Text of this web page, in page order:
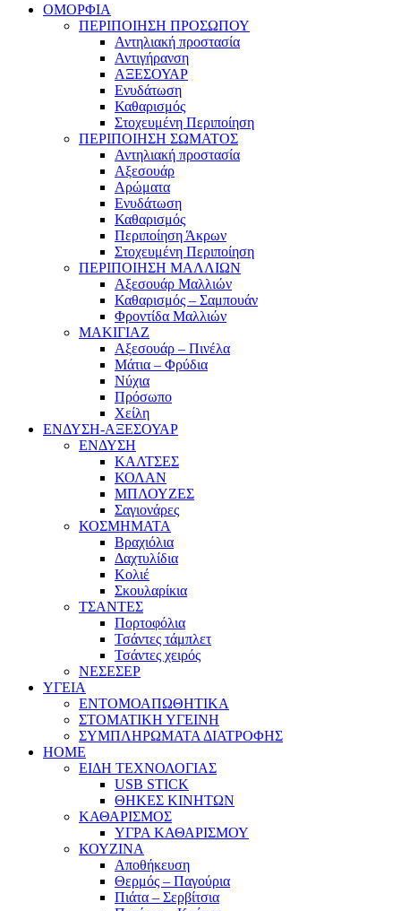
ΟΜΟΡΦΙΑ
ΠΕΡΙΠΟΙΗΣΗ ΠΡΟΣΩΠΟΥ
Αντηλιακή προστασία
Αντιγήρανση
ΑΞΕΣΟΥΑΡ
Ενυδάτωση
Καθαρισμός
Στοχευμένη Περιποίηση
ΠΕΡΙΠΟΙΗΣΗ ΣΩΜΑΤΟΣ
Αντηλιακή προστασία
Αξεσουάρ
Αρώματα
Ενυδάτωση
Καθαρισμός
Περιποίηση Άκρων
Στοχευμένη Περιποίηση
ΠΕΡΙΠΟΙΗΣΗ ΜΑΛΛΙΩΝ
Αξεσουάρ Μαλλιών
Καθαρισμός – Σαμπουάν
Φροντίδα Μαλλιών
ΜΑΚΙΓΙΑΖ
Αξεσουάρ – Πινέλα
Μάτια – Φρύδια
Νύχια
Πρόσωπο
Χείλη
ΕΝΔΥΣΗ-ΑΞΕΣΟΥΑΡ
ΕΝΔΥΣΗ
ΚΑΛΤΣΕΣ
ΚΟΛΑΝ
ΜΠΛΟΥΖΕΣ
Σαγιονάρες
ΚΟΣΜΗΜΑΤΑ
Βραχιόλια
Δαχτυλίδια
Κολιέ
Σκουλαρίκια
ΤΣΑΝΤΕΣ
Πορτοφόλια
Τσάντες τάμπλετ
Τσάντες χειρός
ΝΕΣΕΣΕΡ
ΥΓΕΙΑ
ΕΝΤΟΜΟΑΠΩΘΗΤΙΚΑ
ΣΤΟΜΑΤΙΚΗ ΥΓΕΙΝΗ
ΣΥΜΠΛΗΡΩΜΑΤΑ ΔΙΑΤΡΟΦΗΣ
HOME
ΕΙΔΗ ΤΕΧΝΟΛΟΓΙΑΣ
USB STICK
ΘΗΚΕΣ ΚΙΝΗΤΩΝ
ΚΑΘΑΡΙΣΜΟΣ
ΥΓΡΑ ΚΑΘΑΡΙΣΜΟΥ
ΚΟΥΖΙΝΑ
Αποθήκευση
Θερμός – Παγούρια
Πιάτα – Σερβίτσια